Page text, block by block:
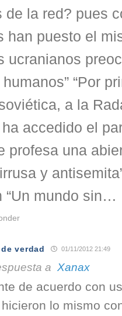
de la red? pues
han puesto el
ucranianos
“Por
a la
accedido el
profesa una
y
mundo sin…
verdad 01/11/2012 21:49
a Xanax
de acuerdo con
lo mismo